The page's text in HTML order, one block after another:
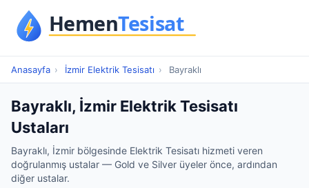
Anasayfa › İzmir Elektrik Tesisatı › Bayraklı
Bayraklı, İzmir Elektrik Tesisatı
Ustaları
Bayraklı, İzmir bölgesinde Elektrik Tesisatı hizmeti veren
doğrulanmış ustalar — Gold ve Silver üyeler önce, ardından
diğer ustalar.